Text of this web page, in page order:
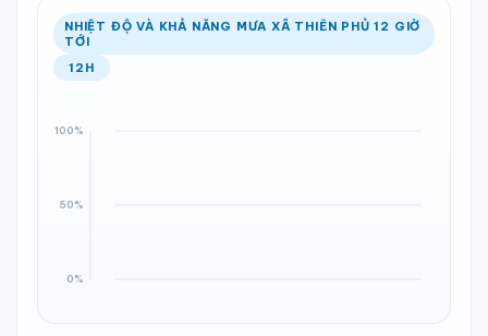
Ổn định Khả năng mưa
NHIỆT ĐỘ VÀ KHẢ NĂNG MƯA XÃ THIÊN PHỦ 12 GIỜ
TỚI
12H